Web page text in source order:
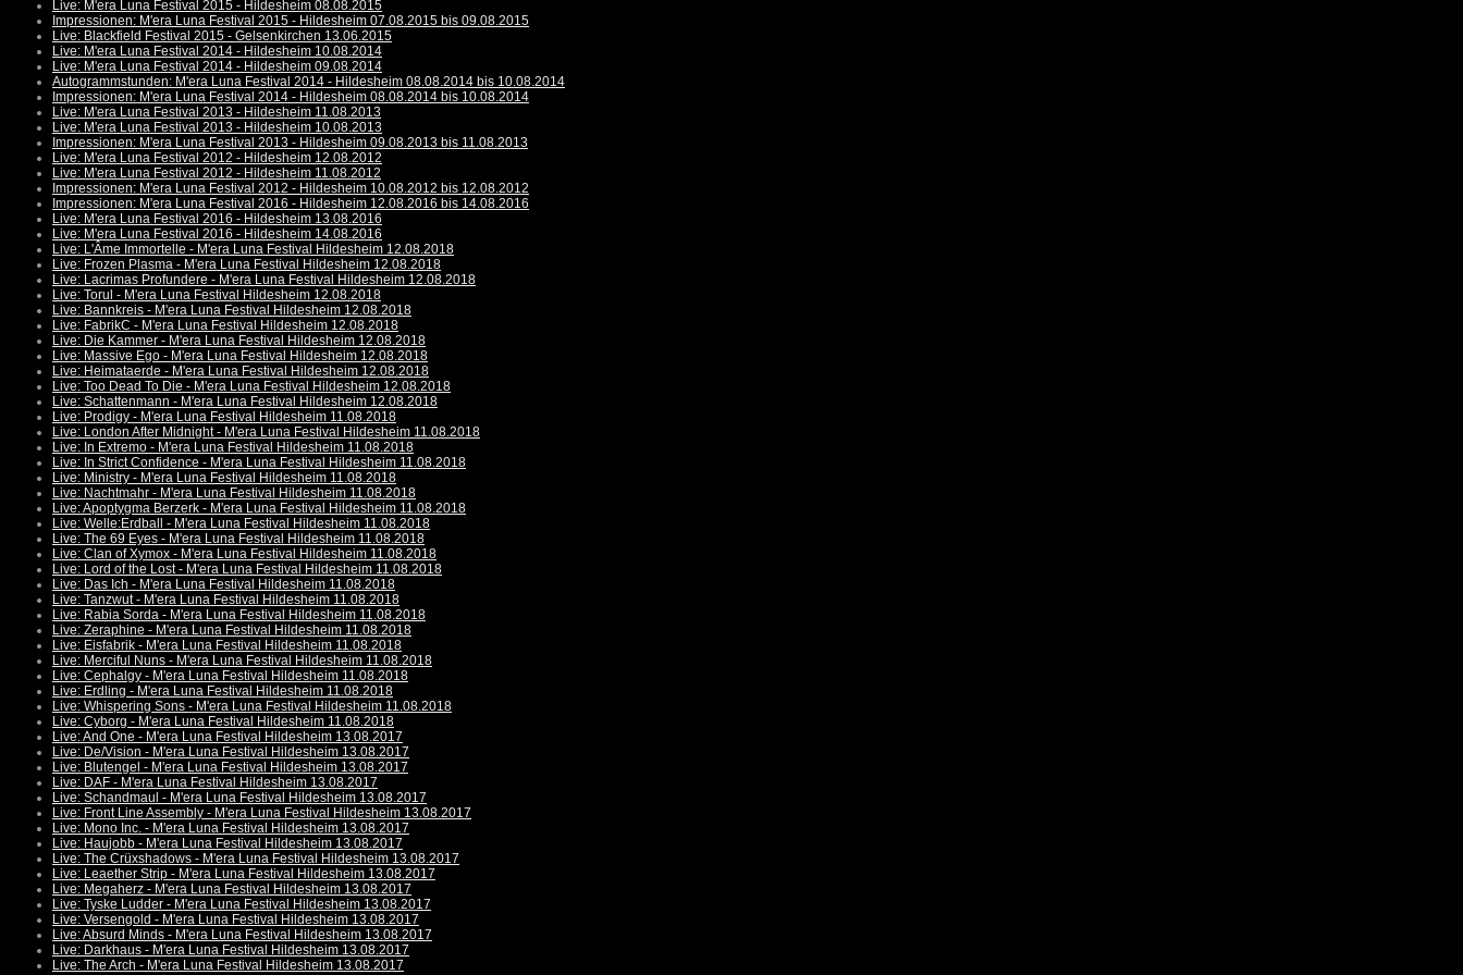
Live: M'era Luna Festival 2015 - Hildesheim 08.08.2015
Impressionen: M'era Luna Festival 2015 - Hildesheim 07.08.2015 bis 09.08.2015
Live: Blackfield Festival 2015 - Gelsenkirchen 13.06.2015
Live: M'era Luna Festival 2014 - Hildesheim 10.08.2014
Live: M'era Luna Festival 2014 - Hildesheim 09.08.2014
Autogrammstunden: M'era Luna Festival 2014 - Hildesheim 08.08.2014 bis 10.08.2014
Impressionen: M'era Luna Festival 2014 - Hildesheim 08.08.2014 bis 10.08.2014
Live: M'era Luna Festival 2013 - Hildesheim 11.08.2013
Live: M'era Luna Festival 2013 - Hildesheim 10.08.2013
Impressionen: M'era Luna Festival 2013 - Hildesheim 09.08.2013 bis 11.08.2013
Live: M'era Luna Festival 2012 - Hildesheim 12.08.2012
Live: M'era Luna Festival 2012 - Hildesheim 11.08.2012
Impressionen: M'era Luna Festival 2012 - Hildesheim 10.08.2012 bis 12.08.2012
Impressionen: M'era Luna Festival 2016 - Hildesheim 12.08.2016 bis 14.08.2016
Live: M'era Luna Festival 2016 - Hildesheim 13.08.2016
Live: M'era Luna Festival 2016 - Hildesheim 14.08.2016
Live: L'Âme Immortelle - M'era Luna Festival Hildesheim 12.08.2018
Live: Frozen Plasma - M'era Luna Festival Hildesheim 12.08.2018
Live: Lacrimas Profundere - M'era Luna Festival Hildesheim 12.08.2018
Live: Torul - M'era Luna Festival Hildesheim 12.08.2018
Live: Bannkreis - M'era Luna Festival Hildesheim 12.08.2018
Live: FabrikC - M'era Luna Festival Hildesheim 12.08.2018
Live: Die Kammer - M'era Luna Festival Hildesheim 12.08.2018
Live: Massive Ego - M'era Luna Festival Hildesheim 12.08.2018
Live: Heimataerde - M'era Luna Festival Hildesheim 12.08.2018
Live: Too Dead To Die - M'era Luna Festival Hildesheim 12.08.2018
Live: Schattenmann - M'era Luna Festival Hildesheim 12.08.2018
Live: Prodigy - M'era Luna Festival Hildesheim 11.08.2018
Live: London After Midnight - M'era Luna Festival Hildesheim 11.08.2018
Live: In Extremo - M'era Luna Festival Hildesheim 11.08.2018
Live: In Strict Confidence - M'era Luna Festival Hildesheim 11.08.2018
Live: Ministry - M'era Luna Festival Hildesheim 11.08.2018
Live: Nachtmahr - M'era Luna Festival Hildesheim 11.08.2018
Live: Apoptygma Berzerk - M'era Luna Festival Hildesheim 11.08.2018
Live: Welle:Erdball - M'era Luna Festival Hildesheim 11.08.2018
Live: The 69 Eyes - M'era Luna Festival Hildesheim 11.08.2018
Live: Clan of Xymox - M'era Luna Festival Hildesheim 11.08.2018
Live: Lord of the Lost - M'era Luna Festival Hildesheim 11.08.2018
Live: Das Ich - M'era Luna Festival Hildesheim 11.08.2018
Live: Tanzwut - M'era Luna Festival Hildesheim 11.08.2018
Live: Rabia Sorda - M'era Luna Festival Hildesheim 11.08.2018
Live: Zeraphine - M'era Luna Festival Hildesheim 11.08.2018
Live: Eisfabrik - M'era Luna Festival Hildesheim 11.08.2018
Live: Merciful Nuns - M'era Luna Festival Hildesheim 11.08.2018
Live: Cephalgy - M'era Luna Festival Hildesheim 11.08.2018
Live: Erdling - M'era Luna Festival Hildesheim 11.08.2018
Live: Whispering Sons - M'era Luna Festival Hildesheim 11.08.2018
Live: Cyborg - M'era Luna Festival Hildesheim 11.08.2018
Live: And One - M'era Luna Festival Hildesheim 13.08.2017
Live: De/Vision - M'era Luna Festival Hildesheim 13.08.2017
Live: Blutengel - M'era Luna Festival Hildesheim 13.08.2017
Live: DAF - M'era Luna Festival Hildesheim 13.08.2017
Live: Schandmaul - M'era Luna Festival Hildesheim 13.08.2017
Live: Front Line Assembly - M'era Luna Festival Hildesheim 13.08.2017
Live: Mono Inc. - M'era Luna Festival Hildesheim 13.08.2017
Live: Haujobb - M'era Luna Festival Hildesheim 13.08.2017
Live: The Crüxshadows - M'era Luna Festival Hildesheim 13.08.2017
Live: Leaether Strip - M'era Luna Festival Hildesheim 13.08.2017
Live: Megaherz - M'era Luna Festival Hildesheim 13.08.2017
Live: Tyske Ludder - M'era Luna Festival Hildesheim 13.08.2017
Live: Versengold - M'era Luna Festival Hildesheim 13.08.2017
Live: Absurd Minds - M'era Luna Festival Hildesheim 13.08.2017
Live: Darkhaus - M'era Luna Festival Hildesheim 13.08.2017
Live: The Arch - M'era Luna Festival Hildesheim 13.08.2017